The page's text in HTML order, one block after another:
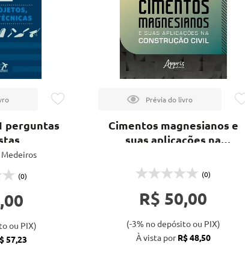
perguntas
(0)
ou PIX)
57,23
Cimentos magnesianos e
suas aplicações na
(0)
R$ 50,00
(-3% no depósito ou PIX)
À vista porR$ 48,50